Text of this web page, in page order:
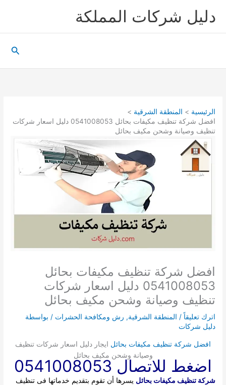
دليل شركات المملكة
الرئيسية
المنطقة الشرقية
افضل شركة تنظيف مكيفات بحائل 0541008053 دليل اسعار شركات
تنظيف وصيانة وشحن مكيف بحائل
افضل شركة تنظيف مكيفات بحائل
0541008053 دليل اسعار شركات
تنظيف وصيانة وشحن مكيف بحائل
اترك تعليقاً / المنطقة الشرقية, رش ومكافحة الحشرات / بواسطة
دليل شركات
افضل شركة تنظيف مكيفات بحائل ايجار دليل اسعار شركات تنظيف
وصيانة وشحن مكيف بحائل
اضغط للاتصال 0541008053
شركة تنظيف مكيفات بحائل يسرها أن تقوم بتقديم خدماتها فى تنظيف